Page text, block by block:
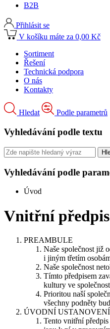
B2B
Přihlásit se
V košíku máte za 0,00 Kč
Sortiment
Řešení
Technická podpora
O nás
Kontakty
Hledat Podle parametrů
Vyhledávání podle textu
Vyhledávání podle
Úvod
Vnitřní
PREAMBULE
Naše společnost již
i jiným třetím
Naše společnost
Tímto předpisem
kultury ve
Prioritou naší
všechny podněty
ÚVODNÍ USTANOVENÍ
Tento vnitřní